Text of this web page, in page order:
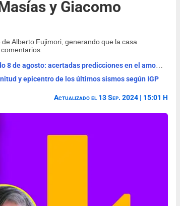
y Giacomo
Alberto Fujimori, generando que la casa
Horóscopo de Josie Diez Canseco de HOY, sábado 8 de agosto: acertadas predicciones en el amor, salud y dinero
y epicentro de los últimos sismos según IGP
Actualizado el 13 Sep. 2024 | 15:01 H